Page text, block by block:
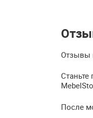
Отзывы
После